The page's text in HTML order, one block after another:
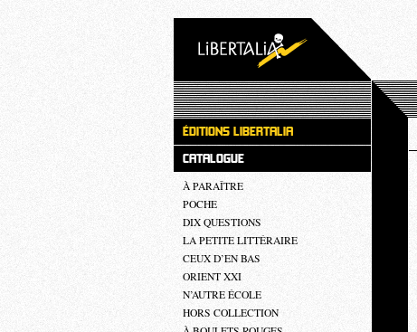
ÉDITIONS LIBERTALIA
CATALOGUE
À PARAÎTRE
POCHE
DIX QUESTIONS
LA PETITE LITTÉRAIRE
CEUX D’EN BAS
ORIENT XXI
N’AUTRE ÉCOLE
HORS COLLECTION